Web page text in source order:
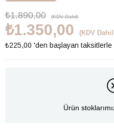
₺1.890,00 (KDV Dahil)
₺1.350,00 (KDV
₺225,00 'den başlayan taksitlerle
Ürün